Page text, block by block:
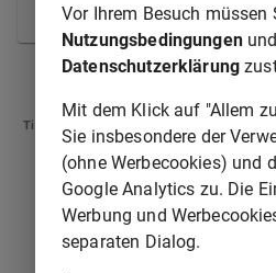
(Inkrafttreten)
Tipp
: Swipen Sie auf dem Bildschirm links
Normen.
Vor Ihrem Besuch müssen
Nutzungsbedingungen
Datenschutzerklärung
Mit dem Klick auf "Allem
Sie insbesondere der
(ohne Werbecookies) und
Google Analytics zu. Die
Werbung und
separaten Dialog.